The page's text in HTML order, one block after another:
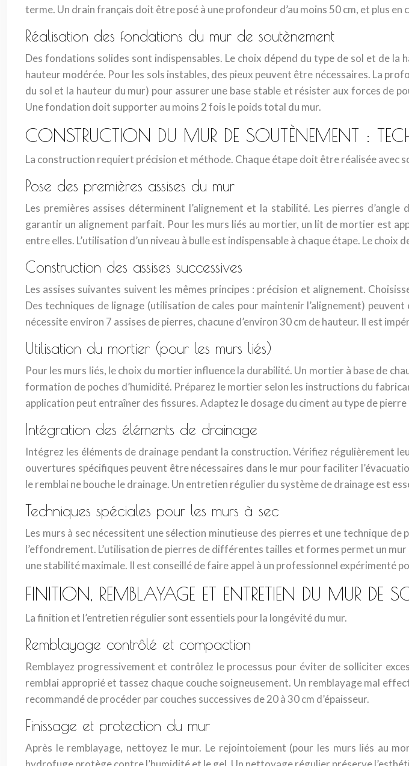
terme. Un drain français doit être posé à une profondeur d’au moins 50 cm, et plus en
Réalisation des fondations du mur de soutènement
Des fondations solides sont indispensables. Le choix dépend du type de sol et de
hauteur modérée. Pour les sols instables, des pieux peuvent être nécessaires. La
du sol et la hauteur du mur) pour assurer une base stable et résister aux forces de
Une fondation doit supporter au moins 2 fois le poids total du mur.
CONSTRUCTION DU MUR DE SOUTÈNEMENT :
La construction requiert précision et méthode. Chaque étape doit être réalisée avec
Pose des premières assises du mur
Les premières assises déterminent l’alignement et la stabilité. Les pierres
garantir un alignement parfait. Pour les murs liés au mortier, un lit de mortier est
entre elles. L’utilisation d’un niveau à bulle est indispensable à chaque étape. Le
Construction des assises successives
Les assises suivantes suivent les mêmes principes : précision et alignement.
Des techniques de lignage (utilisation de cales pour maintenir l’alignement)
nécessite environ 7 assises de pierres, chacune d’environ 30 cm de hauteur. Il est
Utilisation du mortier (pour les murs liés)
Pour les murs liés, le choix du mortier influence la durabilité. Un mortier à base de
formation de poches d’humidité. Préparez le mortier selon les instructions du
application peut entraîner des fissures. Adaptez le dosage du ciment au type de
Intégration des éléments de drainage
Intégrez les éléments de drainage pendant la construction. Vérifiez régulièrement
ouvertures spécifiques peuvent être nécessaires dans le mur pour faciliter
le remblai ne bouche le drainage. Un entretien régulier du système de drainage est
Techniques spéciales pour les murs à sec
Les murs à sec nécessitent une sélection minutieuse des pierres et une technique
l’effondrement. L’utilisation de pierres de différentes tailles et formes permet un
une stabilité maximale. Il est conseillé de faire appel à un professionnel expérimenté
FINITION, REMBLAYAGE ET ENTRETIEN DU MUR DE
La finition et l’entretien régulier sont essentiels pour la longévité du mur.
Remblayage contrôlé et compaction
Remblayez progressivement et contrôlez le processus pour éviter de solliciter
remblai approprié et tassez chaque couche soigneusement. Un remblayage mal
recommandé de procéder par couches successives de 20 à 30 cm d’épaisseur.
Finissage et protection du mur
Après le remblayage, nettoyez le mur. Le rejointoiement (pour les murs liés au